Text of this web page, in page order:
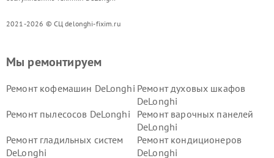
2021-2026 © СЦ delonghi-fixim.ru
Мы ремонтируем
Ремонт кофемашин DeLonghi Ремонт духовых шкафов
DeLonghi
Ремонт пылесосов DeLonghi
Ремонт варочных панелей
DeLonghi
Ремонт гладильных систем
DeLonghi
Ремонт кондиционеров
DeLonghi